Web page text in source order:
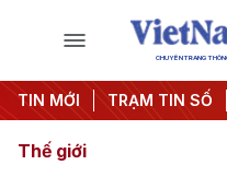
CHUYÊN TRANG
TIN MỚI TRẠM TIN SỐ
#Hội nghị Trung ương 3
Thế giới